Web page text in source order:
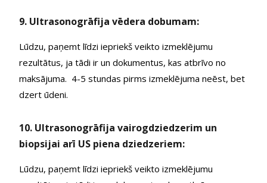
9. Ultrasonogrāfija vēdera dobumam:
Lūdzu, paņemt līdzi iepriekš veikto izmeklējumu
rezultātus, ja tādi ir un dokumentus, kas atbrīvo no
maksājuma. 4-5 stundas pirms izmeklējuma neēst, bet
dzert ūdeni.
10. Ultrasonogrāfija vairogdziedzerim un
biopsijai arī US piena dziedzeriem:
Lūdzu, paņemt līdzi iepriekš veikto izmeklējumu